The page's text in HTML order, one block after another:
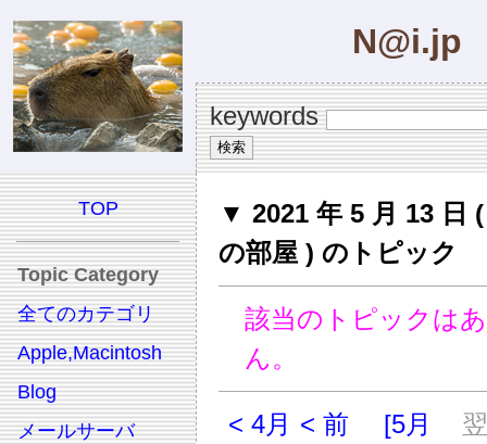
N@i.jp
keywords
TOP
Topic Category
全てのカテゴリ
Apple,Macintosh
Blog
メールサーバ
▼ 2021 年 5 月 13 日
の部屋 ) のトピック
該当のトピックは
ん。
< 4月 < 前
[5月